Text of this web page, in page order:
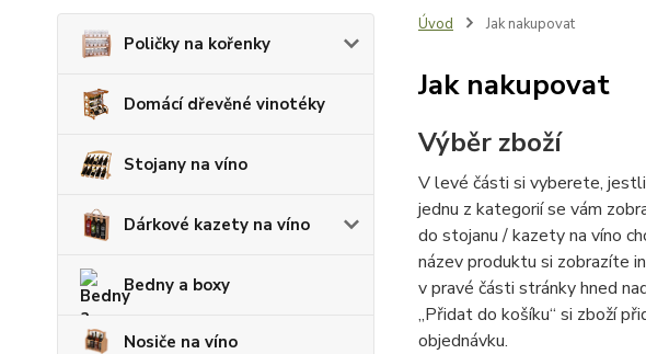
Poličky na kořenky
Domácí dřevěné vinotéky
Stojany na víno
Dárkové kazety na víno
Bedny a boxy
Nosiče na víno
Úvod Jak nakupovat
Jak nakupovat
Výběr zboží
V levé části si vyberete,
jednu z kategorií se vám
do stojanu / kazety na víno
název produktu si zobrazíte
v pravé části stránky hned
„Přidat do košíku“ si zboží
objednávku.